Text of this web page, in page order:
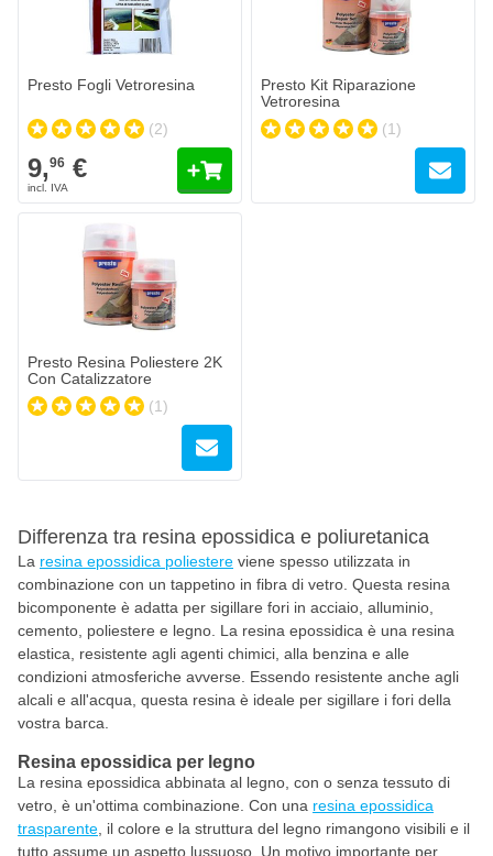
Aggiungi al Carrello
Presto Fogli Vetroresina
(2)
9,96 €
Presto Kit Riparazione
Vetroresina
(1)
Presto Resina Poliestere 2K
Con Catalizzatore
(1)
Differenza tra resina epossidica e poliuretanica
La resina epossidica poliestere viene spesso utilizzata in
combinazione con un tappetino in fibra di vetro. Questa resina
bicomponente è adatta per sigillare fori in acciaio, alluminio,
cemento, poliestere e legno. La resina epossidica è una resina
elastica, resistente agli agenti chimici, alla benzina e alle
condizioni atmosferiche avverse. Essendo resistente anche agli
alcali e all'acqua, questa resina è ideale per sigillare i fori della
vostra barca.
Resina epossidica per legno
La resina epossidica abbinata al legno, con o senza tessuto di
vetro, è un'ottima combinazione. Con una resina epossidica
trasparente , il colore e la struttura del legno rimangono visibili e il
tutto assume un aspetto lussuoso. Un motivo importante per